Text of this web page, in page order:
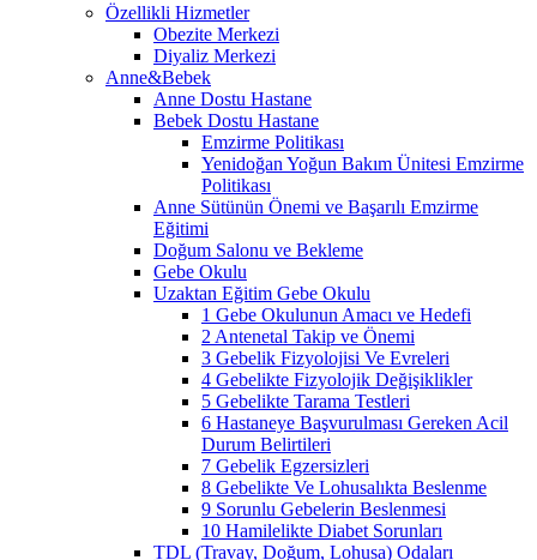
Özellikli Hizmetler
Obezite Merkezi
Diyaliz Merkezi
Anne&Bebek
Anne Dostu Hastane
Bebek Dostu Hastane
Emzirme Politikası
Yenidoğan Yoğun Bakım Ünitesi Emzirme
Politikası
Anne Sütünün Önemi ve Başarılı Emzirme
Eğitimi
Doğum Salonu ve Bekleme
Gebe Okulu
Uzaktan Eğitim Gebe Okulu
1 Gebe Okulunun Amacı ve Hedefi
2 Antenetal Takip ve Önemi
3 Gebelik Fizyolojisi Ve Evreleri
4 Gebelikte Fizyolojik Değişiklikler
5 Gebelikte Tarama Testleri
6 Hastaneye Başvurulması Gereken Acil
Durum Belirtileri
7 Gebelik Egzersizleri
8 Gebelikte Ve Lohusalıkta Beslenme
9 Sorunlu Gebelerin Beslenmesi
10 Hamilelikte Diabet Sorunları
TDL (Travay, Doğum, Lohusa) Odaları